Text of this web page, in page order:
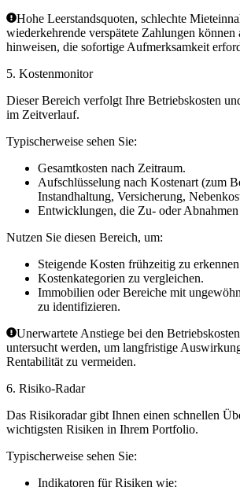
Hohe Leerstandsquoten, schlechte
wiederkehrende verspätete Zahlungen können
hinweisen, die sofortige Aufmerksamkeit
5. Kostenmonitor
Dieser Bereich verfolgt Ihre Betriebskosten
im Zeitverlauf.
Typischerweise sehen Sie:
Gesamtkosten nach Zeitraum.
Aufschlüsselung nach Kostenart (zum
Instandhaltung, Versicherung,
Entwicklungen, die Zu- oder Abnahmen
Nutzen Sie diesen Bereich, um:
Steigende Kosten frühzeitig zu
Kostenkategorien zu vergleichen.
Immobilien oder Bereiche mit
zu identifizieren.
Unerwartete Anstiege bei den
untersucht werden, um langfristige
Rentabilität zu vermeiden.
6. Risiko-Radar
Das Risikoradar gibt Ihnen einen schnellen
wichtigsten Risiken in Ihrem Portfolio.
Typischerweise sehen Sie:
Indikatoren für Risiken wie: